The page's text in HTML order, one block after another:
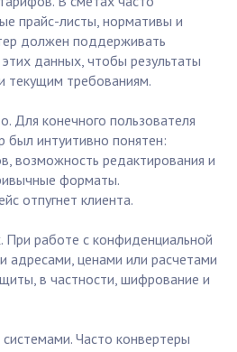
прайс-листы, нормативы и
должен поддерживать
данных, чтобы результаты
текущим требованиям.
Для конечного пользователя
был интуитивно понятен:
возможность редактирования и
форматы.
отпугнет клиента.
При работе с конфиденциальной
ценами или расчетами
в частности, шифрование и
Часто конвертеры